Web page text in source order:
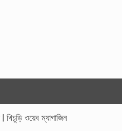
| খিচুড়ি ওয়েব ম্যাগাজিন